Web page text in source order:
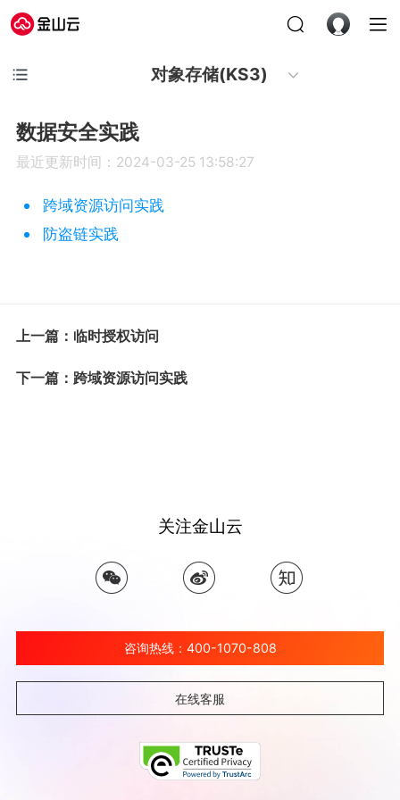
对象存储(KS3)
数据安全实践
最近更新时间：2024-03-25 13:58:27
跨域资源访问实践
防盗链实践
上一篇：临时授权访问
下一篇：跨域资源访问实践
关注金山云
咨询热线：400-1070-808
在线客服